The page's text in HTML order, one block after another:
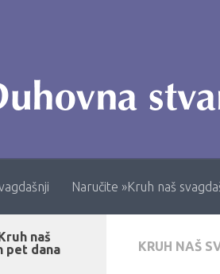
Naručite »Kruh naš
KRUH NAŠ
naš
pet dana